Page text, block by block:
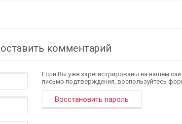
комментарий
Если Вы уже зарегистрированы на нашем
письмо подтверждения, воспользуйтесь
Восстановить пароль